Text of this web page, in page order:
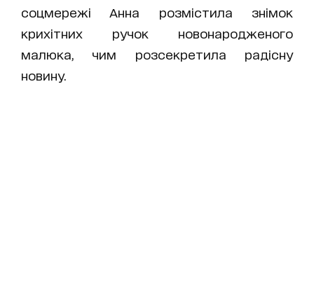
соцмережі Анна розмістила знімок
крихітних ручок новонародженого
малюка, чим розсекретила радісну
новину.